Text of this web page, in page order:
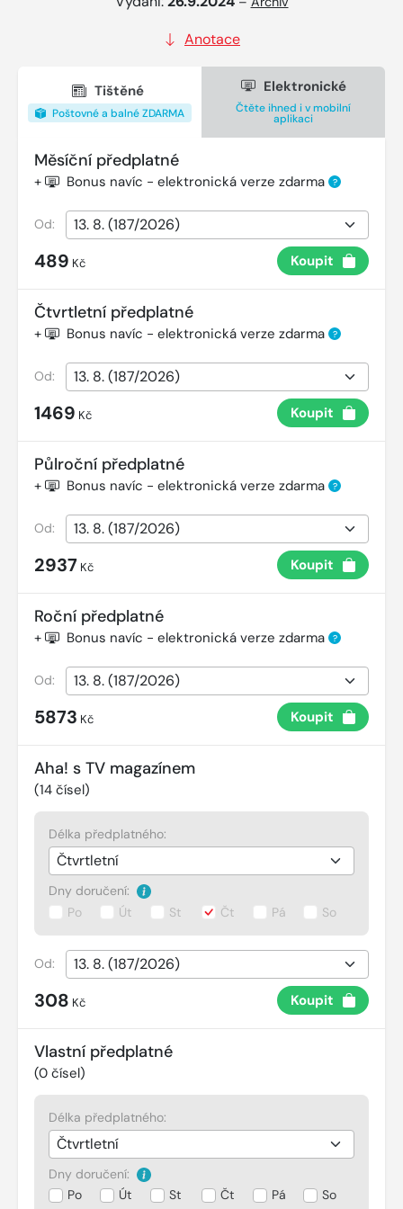
Anotace
Tištěné
Poštovné a balné ZDARMA
Elektronické
Čtěte ihned i v mobilní
aplikaci
Měsíční předplatné
+ Bonus navíc - elektronická verze zdarma ?
Od:
489 Kč Koupit
Čtvrtletní předplatné
+ Bonus navíc - elektronická verze zdarma ?
Od:
1469 Kč Koupit
Půlroční předplatné
+ Bonus navíc - elektronická verze zdarma ?
Od:
2937 Kč Koupit
Roční předplatné
+ Bonus navíc - elektronická verze zdarma ?
Od:
5873 Kč Koupit
Aha! s TV magazínem
(14 čísel)
Délka předplatného:
Dny doručení:
Po
Út St Čt Pá So
Od:
308 Kč Koupit
Vlastní předplatné
(0 čísel)
Délka předplatného:
Dny doručení:
Po
Út St Čt Pá So